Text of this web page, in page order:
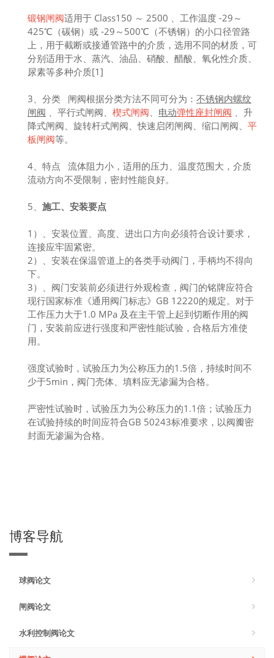
锻钢闸阀适用于 Class150 ～ 2500 、工作温度 -29～
425℃（碳钢）或 -29～500℃（不锈钢）的小口径管路
上，用于截断或接通管路中的介质，选用不同的材质，可
分别适用于水、蒸汽、油品、硝酸、醋酸、氧化性介质、
尿素等多种介质[1]
3、分类 闸阀根据分类方法不同可分为： 不锈钢内螺纹
闸阀 、平行式闸阀、 楔式闸阀、 电动弹性座封闸阀 、升
降式闸阀、旋转杆式闸阀、快速启闭闸阀、缩口闸阀、 平
板闸阀等。
4、特点 流体阻力小，适用的压力、温度范围大，介质
流动方向不受限制，密封性能良好。
5、 施工、安装要点
1）、安装位置、高度、进出口方向必须符合设计要求，
连接应牢固紧密。
2）、安装在保温管道上的各类手动阀门，手柄均不得向
下。
3）、阀门安装前必须进行外观检查，阀门的铭牌应符合
现行国家标准《通用阀门标志》GB 12220的规定。对于
工作压力大于1.0 MPa 及在主干管上起到切断作用的阀
门，安装前应进行强度和严密性能试验，合格后方准使
用。
强度试验时，试验压力为公称压力的1.5倍，持续时间不
少于5min，阀门壳体、填料应无渗漏为合格。
严密性试验时，试验压力为公称压力的1.1倍；试验压力
在试验持续的时间应符合GB 50243标准要求，以阀瓣密
封面无渗漏为合格。
博客导航
球阀论文
闸阀论文
水利控制阀论文